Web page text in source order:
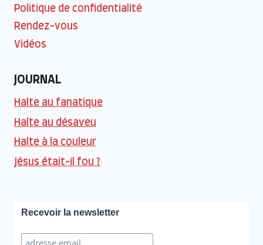
Politique de confidentialité
Rendez-vous
Vidéos
JOURNAL
Halte au fanatique
Halte au désaveu
Halte à la couleur
Jésus était-il fou ?
Recevoir la newsletter